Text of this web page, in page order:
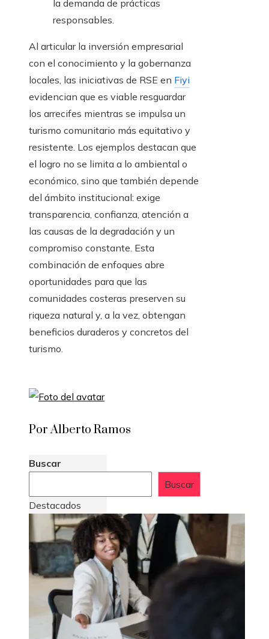
la demanda de prácticas
responsables.
Al articular la inversión empresarial
con el conocimiento y la gobernanza
locales, las iniciativas de RSE en Fiyi
evidencian que es viable resguardar
los arrecifes mientras se impulsa un
turismo comunitario más equitativo y
resistente. Los ejemplos destacan que
el logro no se limita a lo ambiental o
económico, sino que también depende
del ámbito institucional: exige
transparencia, confianza, atención a
las causas de la degradación y un
compromiso constante. Esta
combinación de enfoques abre
oportunidades para que las
comunidades costeras preserven su
riqueza natural y, a la vez, obtengan
beneficios duraderos y concretos del
turismo.
Por Alberto Ramos
Buscar
Buscar
Destacados